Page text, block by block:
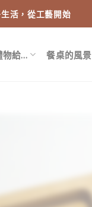
活，從工藝開始
物給… 餐桌的風景